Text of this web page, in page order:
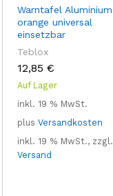
Warntafel Aluminium
orange universal
einsetzbar
Teblox
12,85€
Auf Lager
inkl. 19 % MwSt.
plusVersandkosten
inkl. 19 % MwSt., zzgl.
Versand